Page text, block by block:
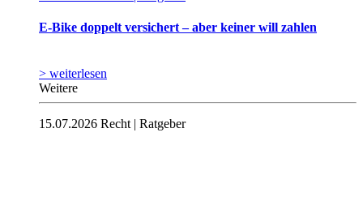
E-Bike doppelt versichert – aber keiner will zahlen
> weiterlesen
Weitere
15.07.2026 Recht | Ratgeber